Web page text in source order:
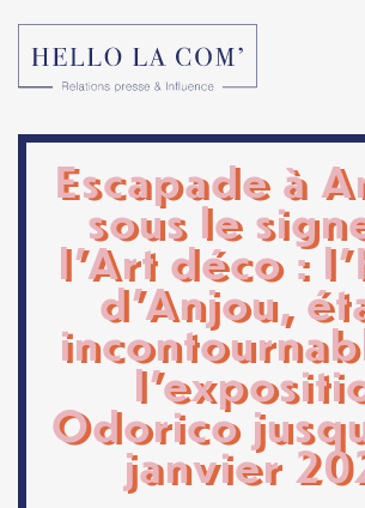
Escapade à
sous le
l’Art déco :
d’Anjou,
Odorico
janvier